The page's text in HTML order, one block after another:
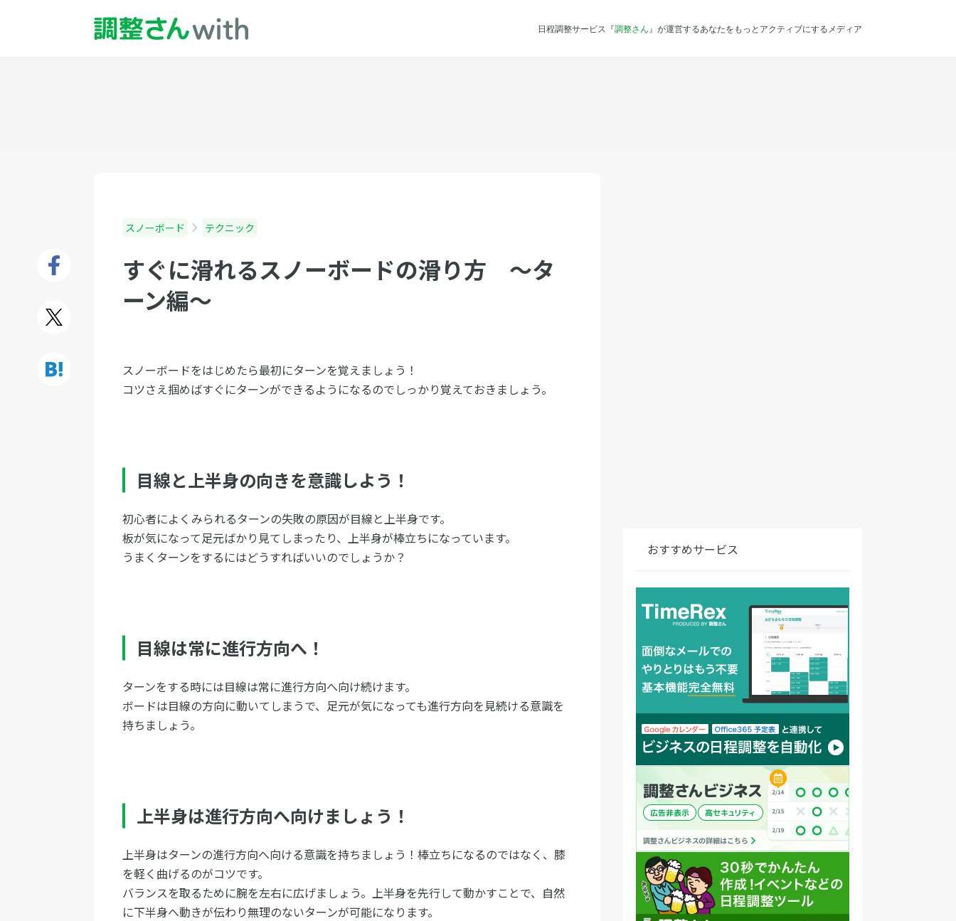
日程調整サービス『調整さん 』が運営するあなたをもっとアクティブにするメディア
スノーボード テクニック
すぐに滑れるスノーボードの滑り方 〜タ
ーン編〜
スノーボードをはじめたら最初にターンを覚えましょう！
コツさえ掴めばすぐにターンができるようになるのでしっかり覚えておきましょう。
目線と上半身の向きを意識しよう！
初心者によくみられるターンの失敗の原因が目線と上半身です。
板が気になって足元ばかり見てしまったり、上半身が棒立ちになっています。
うまくターンをするにはどうすればいいのでしょうか？
目線は常に進行方向へ！
ターンをする時には目線は常に進行方向へ向け続けます。
ボードは目線の方向に動いてしまうで、足元が気になっても進行方向を見続ける意識を
持ちましょう。
上半身は進行方向へ向けましょう！
上半身はターンの進行方向へ向ける意識を持ちましょう！棒立ちになるのではなく、膝
を軽く曲げるのがコツです。
バランスを取るために腕を左右に広げましょう。上半身を先行して動かすことで、自然
に下半身へ動きが伝わり無理のないターンが可能になります。
おすすめサービス